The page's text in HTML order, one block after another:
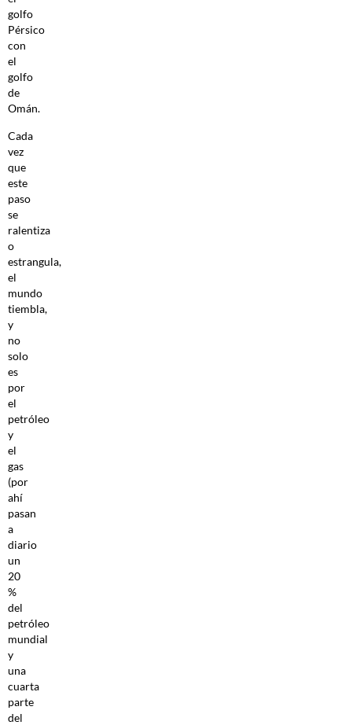
golfo
Pérsico
con
el
golfo
de
Omán.
Cada
vez
que
este
paso
se
ralentiza
o
estrangula,
el
mundo
tiembla,
y
no
solo
es
por
el
petróleo
y
el
gas
(por
ahí
pasan
a
diario
un
20
%
del
petróleo
mundial
y
una
cuarta
parte
del